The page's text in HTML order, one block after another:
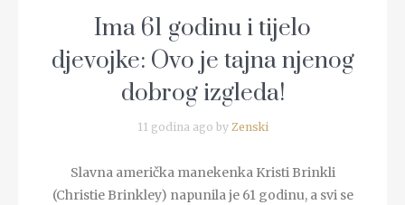
Ima 61 godinu i tijelo
djevojke: Ovo je tajna njenog
dobrog izgleda!
11 godina ago by Zenski
Slavna američka manekenka Kristi Brinkli
(Christie Brinkley) napunila je 61 godinu, a svi se